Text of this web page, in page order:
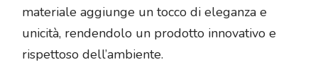
materiale aggiunge un tocco di eleganza e
unicità, rendendolo un prodotto innovativo e
rispettoso dell’ambiente.